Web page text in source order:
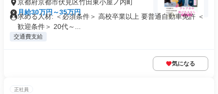
京都府京都市伏見区竹田東小屋ノ内町
月給30万円～35万円
求める人材: ＜必須条件＞ 高校卒業以上 要普通自動車免許 ＜
歓迎条件＞ 20代～...
交通費支給
気になる
正社員